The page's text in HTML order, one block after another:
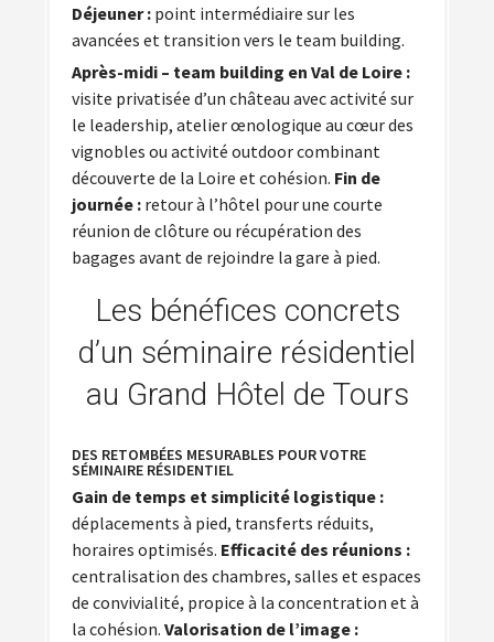
Déjeuner : point intermédiaire sur les
avancées et transition vers le team building.
Après-midi – team building en Val de Loire :
visite privatisée d’un château avec activité sur
le leadership, atelier œnologique au cœur des
vignobles ou activité outdoor combinant
découverte de la Loire et cohésion. Fin de
journée : retour à l’hôtel pour une courte
réunion de clôture ou récupération des
bagages avant de rejoindre la gare à pied.
Les bénéfices concrets
d’un séminaire résidentiel
au Grand Hôtel de Tours
DES RETOMBÉES MESURABLES POUR VOTRE
SÉMINAIRE RÉSIDENTIEL
Gain de temps et simplicité logistique :
déplacements à pied, transferts réduits,
horaires optimisés. Efficacité des réunions :
centralisation des chambres, salles et espaces
de convivialité, propice à la concentration et à
la cohésion. Valorisation de l’image :